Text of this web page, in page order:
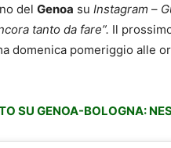
del Genoa su Instagram –
tanto da fare”. Il
domenica pomeriggio alle
SU GENOA-BOLOGNA: